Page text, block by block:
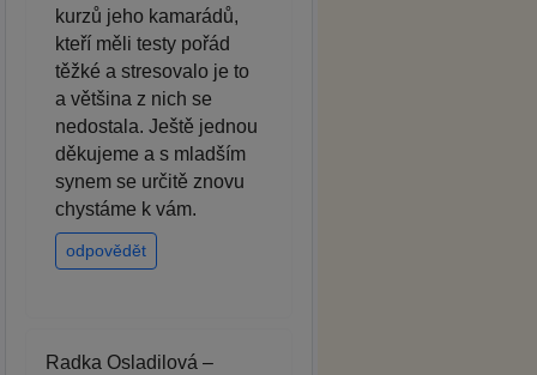
kurzů jeho kamarádů,
kteří měli testy pořád
těžké a stresovalo je to
a většina z nich se
nedostala. Ještě jednou
děkujeme a s mladším
synem se určitě znovu
chystáme k vám.
odpovědět
Radka Osladilová –